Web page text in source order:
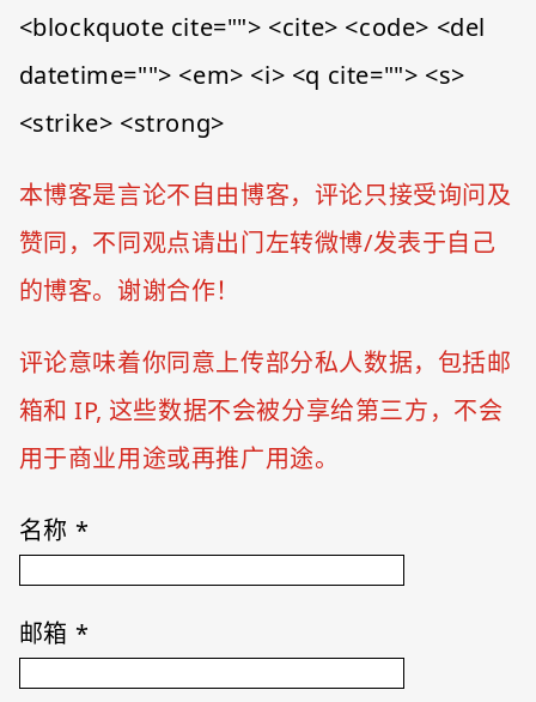
<blockquote cite=""> <cite> <code> <del
datetime=""> <em> <i> <q cite=""> <s>
<strike> <strong>
本博客是言论不自由博客，评论只接受询问及
赞同，不同观点请出门左转微博/发表于自己
的博客。谢谢合作！
评论意味着你同意上传部分私人数据，包括邮
箱和 IP, 这些数据不会被分享给第三方，不会
用于商业用途或再推广用途。
名称 *
邮箱 *